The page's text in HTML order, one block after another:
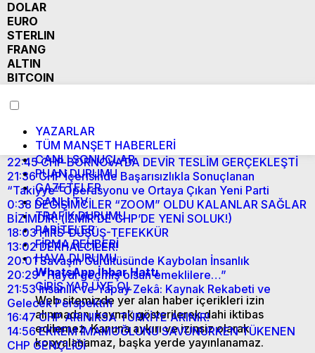
DOLAR
EURO
STERLIN
FRANG
ALTIN
BITCOIN
YAZARLAR
TÜM MANŞET HABERLERİ
CANLI SONUÇLAR
PUAN DURUMU
GAZETELER
CANLI TV
TRAFİK DURUMU
PARİTELER
FİRMA REHBERİ
HAVA DURUMU
WhatsApp İhbar Hattı
GİRİŞ YAP ÜYE OL
Web sitemizde yer alan haber içerikleri izin
alınmadan, kaynak gösterilerek dahi iktibas
edilemez. Kanuna aykırı ve izinsiz olarak
kopyalanamaz, başka yerde yayınlanamaz.
22:45 CHP BORNOVA’DA DEVİR TESLİM GERÇEKLEŞTİ
21:36 CHP İçerisinde Başarısızlıkla Sonuçlanan
“Takiyye” Operasyonu ve Ortaya Çıkan Yeni Parti
0:38 DEĞİŞİMCİLER “ZOOM” OLDU KALANLAR SAĞLAR
BİZİMDİR! (İZMİR’DE CHP’DE YENİ SOLUK!)
18:03 HIRS-DÜŞÜŞ-TEFEKKÜR
13:02 DERHALCİLER!
20:01 Savaşın Gürültüsünde Kaybolan İnsanlık
20:29 “Haydi geçmiş olsun emeklilere…”
21:53 İnsanlık ve Yapay Zekâ: Kaynak Rekabeti ve
Gelecek Perspektifi
16:47 CHP ARINIRSA TÜRKİYE ARINIR!
14:56 EKREM İMAMOĞLUNU SAVUNURKEN TÜKENEN
CHP GENÇLİĞİ